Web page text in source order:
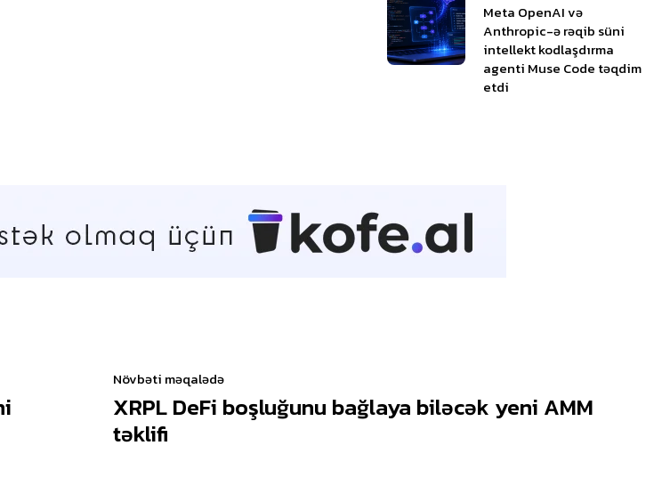
Meta OpenAI və
Anthropic-ə rəqib süni
intellekt kodlaşdırma
agenti Muse Code təqdim
etdi
Növbəti məqalədə
XRPL DeFi boşluğunu bağlaya biləcək yeni AMM
təklifi